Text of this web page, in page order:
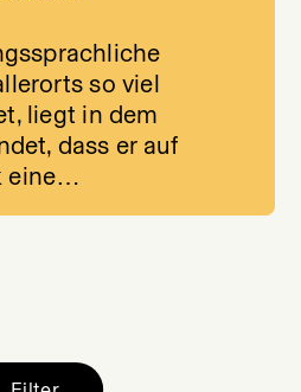
so viel
liegt in dem
dass er auf
eine…